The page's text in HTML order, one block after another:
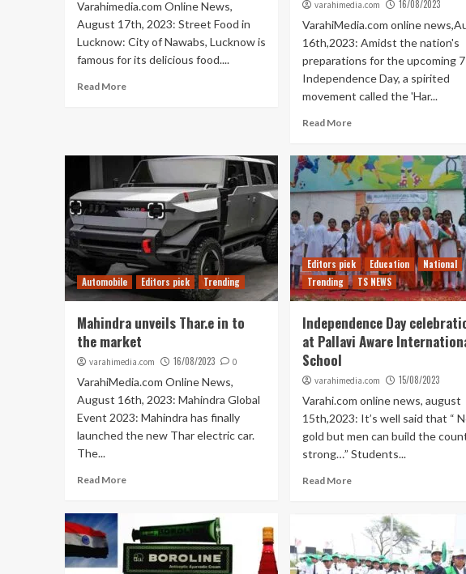
Varahimedia.com Online News,
August 17th, 2023: Street Food in
Lucknow: City of Nawabs, Lucknow is
famous for its delicious food....
Read More
varahimedia.com 16/08/2023
VarahiMedia.com online
16th,2023: Amidst the nation's
preparations for the upcoming
Independence Day, a spirited
movement called the 'Har...
Read More
Automobile Editors pick Trending
Mahindra unveils Thar.e in to
the market
varahimedia.com 16/08/2023 0
VarahiMedia.com Online News,
August 16th, 2023: Mahindra Global
Event 2023: Mahindra has finally
launched the new Thar electric car.
The...
Read More
Editors pick Education
National
Trending
TS NEWS
Independence Day
at Pallavi Aware
School
varahimedia.com 15/08/2023
Varahi.com online news, august
15th,2023: It’s well said that “
gold but men can build the
strong…” Students...
Read More